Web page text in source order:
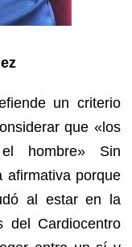
un criterio
que «los
hombre» Sin
afirmativa porque
al estar en la
del Cardiocentro